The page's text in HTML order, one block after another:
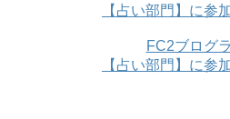
【占い部門】に参
FC2ブログ
【占い部門】に参